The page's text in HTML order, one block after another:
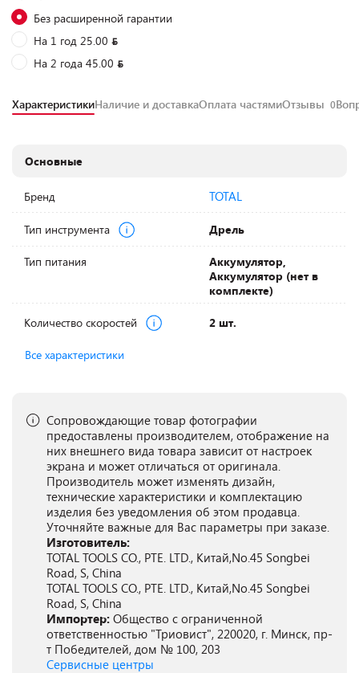
Без расширенной гарантии
На 1 год 25.00
На 2 года 45.00
ХарактеристикиНаличие и доставкаОплата частямиОтзывы 0
Основные
Бренд TOTAL
Тип инструмента Дрель
Тип питания
Аккумулятор,
Аккумулятор (нет в
комплекте)
Количество скоростей 2 шт.
Все характеристики
Сопровождающие товар фотографии
предоставлены производителем, отображение на
них внешнего вида товара зависит от настроек
экрана и может отличаться от оригинала.
Производитель может изменять дизайн,
технические характеристики и комплектацию
изделия без уведомления об этом продавца.
Уточняйте важные для Вас параметры при заказе.
Изготовитель:
TOTAL TOOLS CO., PTE. LTD., Китай,No.45 Songbei
Road, S, China
TOTAL TOOLS CO., PTE. LTD., Китай,No.45 Songbei
Road, S, China
Импортер: Общество с ограниченной
ответственностью "Триовист", 220020, г. Минск, пр-
т Победителей, дом № 100, 203
Сервисные центры